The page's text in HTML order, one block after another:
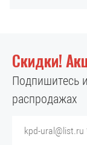
Скидки!
Подпишитесь
распродажах